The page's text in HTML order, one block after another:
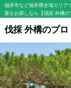
福井市など福井県全域エリア
屋をお探しなら【伐採 外構
伐採 外構のプ